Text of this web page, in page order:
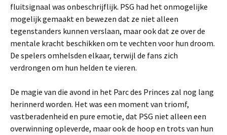
fluitsignaal was onbeschrijflijk. PSG had het onmogelijke
mogelijk gemaakt en bewezen dat ze niet alleen
tegenstanders kunnen verslaan, maar ook dat ze over de
mentale kracht beschikken om te vechten voor hun droom.
De spelers omhelsden elkaar, terwijl de fans zich
verdrongen om hun helden te vieren.
De magie van die avond in het Parc des Princes zal nog lang
herinnerd worden. Het was een moment van triomf,
vastberadenheid en pure emotie, dat PSG niet alleen een
overwinning opleverde, maar ook de hoop en trots van hun